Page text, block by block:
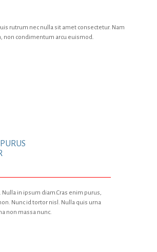
rutrum nec nulla sit amet consectetur. Nam
non condimentum arcu euismod.
in ipsum diam.Cras enim purus,
Nunc id tortor nisl. Nulla quis urna
non massa nunc.